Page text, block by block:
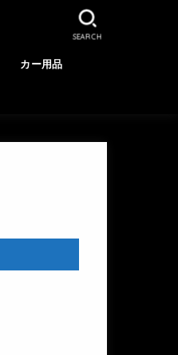
カー用品
SEARCH